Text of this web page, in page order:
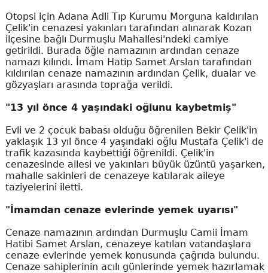
Otopsi için Adana Adli Tıp Kurumu Morguna kaldırılan
Çelik'in cenazesi yakınları tarafından alınarak Kozan
ilçesine bağlı Durmuşlu Mahallesi'ndeki camiye
getirildi. Burada öğle namazının ardından cenaze
namazı kılındı. İmam Hatip Samet Arslan tarafından
kıldırılan cenaze namazının ardından Çelik, dualar ve
gözyaşları arasında toprağa verildi.
"13 yıl önce 4 yaşındaki oğlunu kaybetmiş"
Evli ve 2 çocuk babası olduğu öğrenilen Bekir Çelik'in
yaklaşık 13 yıl önce 4 yaşındaki oğlu Mustafa Çelik'i de
trafik kazasında kaybettiği öğrenildi. Çelik'in
cenazesinde ailesi ve yakınları büyük üzüntü yaşarken,
mahalle sakinleri de cenazeye katılarak aileye
taziyelerini iletti.
"İmamdan cenaze evlerinde yemek uyarısı"
Cenaze namazının ardından Durmuşlu Camii İmam
Hatibi Samet Arslan, cenazeye katılan vatandaşlara
cenaze evlerinde yemek konusunda çağrıda bulundu.
Cenaze sahiplerinin acılı günlerinde yemek hazırlamak